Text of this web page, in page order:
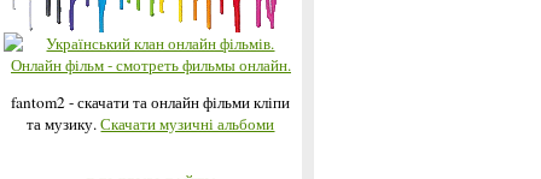
fantom2 - скачати та онлайн фільми кліпи
та музику.Скачати музичні альбоми